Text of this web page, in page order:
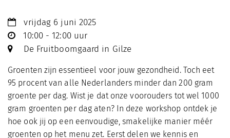
vrijdag 6 juni 2025
10:00 - 12:00 uur
De Fruitboomgaard in Gilze
Groenten zijn essentieel voor jouw gezondheid. Toch eet
95 procent van alle Nederlanders minder dan 200 gram
groente per dag. Wist je dat onze voorouders tot wel 1000
gram groenten per dag aten? In deze workshop ontdek je
hoe ook jij op een eenvoudige, smakelijke manier méér
groenten op het menu zet. Eerst delen we kennis en